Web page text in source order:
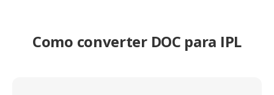
Como converter DOC para IPL